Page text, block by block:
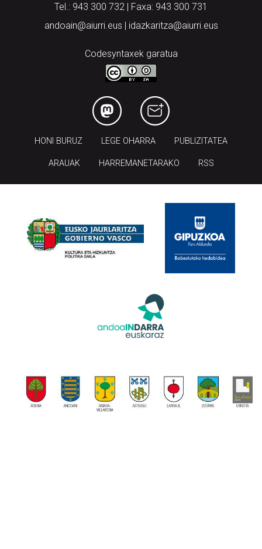
Tel.: 943 300 732 | Faxa: 943 300 731
andoain@aiurri.eus | idazkaritza@aiurri.eus
Codesyntaxek garatua
HONI BURUZ LEGE OHARRA PUBLIZITATEA
ARAUAK HARREMANETARAKO RSS